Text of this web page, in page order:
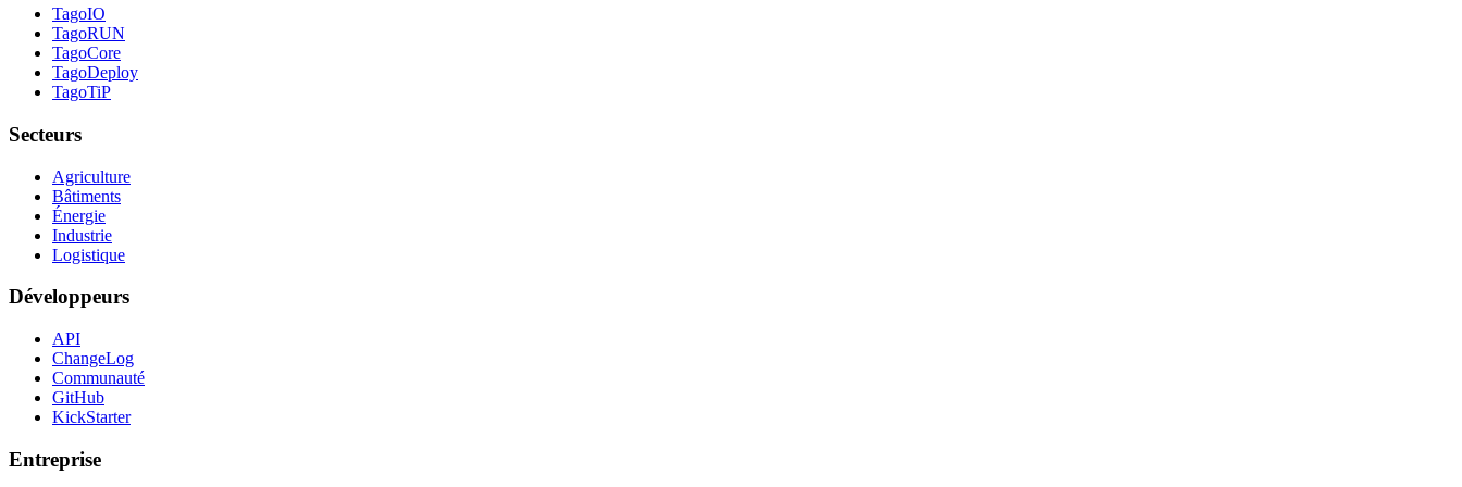
TagoIO
TagoRUN
TagoCore
TagoDeploy
TagoTiP
Secteurs
Agriculture
Bâtiments
Énergie
Industrie
Logistique
Développeurs
API
ChangeLog
Communauté
GitHub
KickStarter
Entreprise